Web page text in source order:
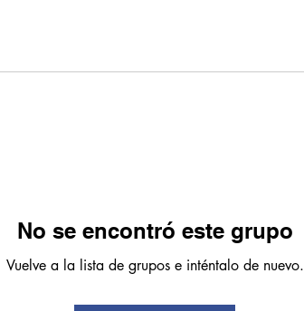
No se encontró este grupo
Vuelve a la lista de grupos e inténtalo de nuevo.